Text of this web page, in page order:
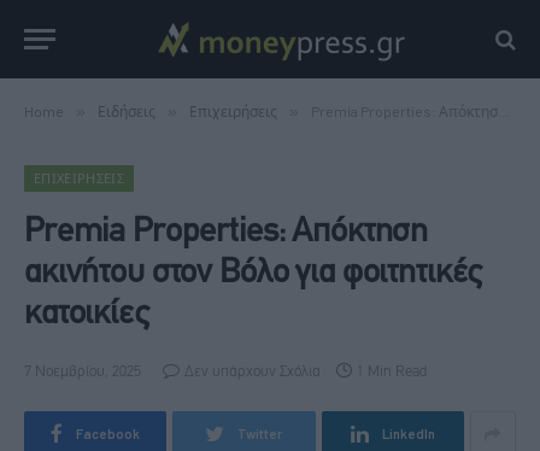
Home Ειδήσεις Επιχειρήσεις Premia Properties: Απόκτηση ακινήτου στον Βόλο για φοιτητικές κατοικίες
ΕΠΙΧΕΙΡΉΣΕΙΣ
Premia Properties: Απόκτηση
ακινήτου στον Βόλο για φοιτητικές
κατοικίες
7 Νοεμβρίου, 2025 Δεν υπάρχουν Σχόλια 1 Min Read
Facebook Twitter LinkedIn